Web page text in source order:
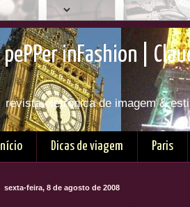
pePPer inFashion |
revista eletrônica de imagem &
Início Dicas de viagem Paris
sexta-feira, 8 de agosto de 2008